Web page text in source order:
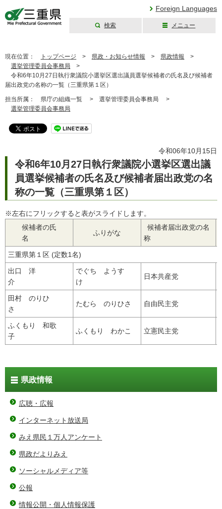
Foreign Languages
検索 メニュー
現在位置： トップページ > 県政・お知らせ情報 > 県政情報 >
選挙管理委員会事務局 >
令和6年10月27日執行衆議院小選挙区選出議員選挙候補者の氏名及び候補者
届出政党の名称の一覧（三重県第１区）
担当所属： 県庁の組織一覧 > 選挙管理委員会事務局 >
選挙管理委員会事務局
令和06年10月15日
令和6年10月27日執行衆議院小選挙区選出議
員選挙候補者の氏名及び候補者届出政党の名
称の一覧（三重県第１区）
※左右にフリックすると表がスライドします。
候補者の氏
名
ふりがな
候補者届出政党の名
称
三重県第１区 (定数1名)
出口 洋
介
でぐち ようす
け
日本共産党
田村 のりひ
さ
たむら のりひさ 自由民主党
ふくもり 和歌
子
ふくもり わかこ 立憲民主党
県政情報
広聴・広報
インターネット放送局
みえ県民１万人アンケート
県政だよりみえ
ソーシャルメディア等
公報
情報公開・個人情報保護